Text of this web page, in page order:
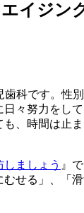
イジン
科です。
々努力をし
、時間は
ましょう 』
せる」、「